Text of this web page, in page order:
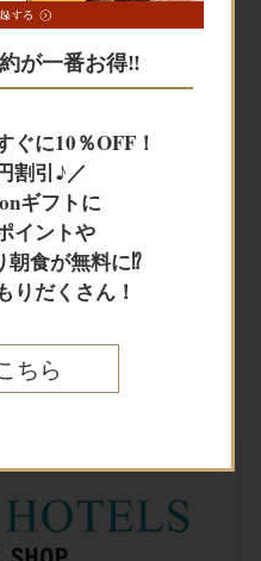
shop
ョップ
約
+宿泊
宿泊
が一番お得‼
ぐに10％OFF！
割引♪／
ギフトに
イントや
朝食が無料に⁉
りだくさん！
ちら